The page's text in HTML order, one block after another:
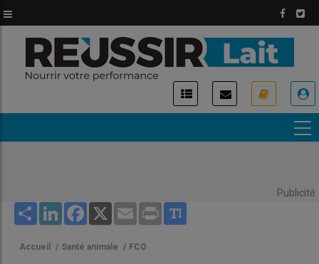
au
contenu
principal
Publicité
Share LinkedInFacebook
X Email Print
Accueil / Santé animale / FCO